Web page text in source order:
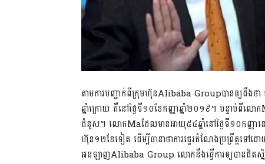
តាម​ការបញ្ជាក់​ពី​ក្រុមហ៊ុន​Alibaba Group​បានឲ្យដឹ
ឆ្នាំក្រោយ គឺ​នៅ​ថ្ងៃទី​១០​ខែកញ្ញា​ឆ្នាំ​២០១៩​។ បន្ទាប់
ជំនួស​។ លោក​Ma​ដែលមាន​អាយុ​៥៤​ឆ្នាំ​នៅ​ថ្ងៃទី​១០​កញ្ញា​
ហ៊ុន​១២​ខែ​ទៀត ដើម្បី​ធានាថា​ការផ្ទេរ​តំណែង​ប្រព្រឹត្
អន​ឡាញ​Alibaba Group លោក​នឹង​ធ្វើការ​ឲ្យបាន​ជិតស្